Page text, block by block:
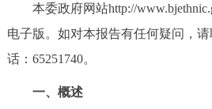
中介服务 阳光政务
本委政府网站http://
电子版。如对本报告有任何疑问，
话：65251740。
一、概述